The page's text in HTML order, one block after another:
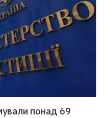
понад 69